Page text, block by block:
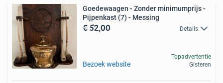
Goedewaagen - Zonder minimumprijs -
Pijpenkast (7) - Messing
€ 52,00 Details
Bezoek website
Topadvertentie
Gisteren